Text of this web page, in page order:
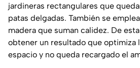
jardineras rectangulares que
patas delgadas. También se
madera que suman calidez. De
obtener un resultado que optimiza
espacio y no queda recargado el